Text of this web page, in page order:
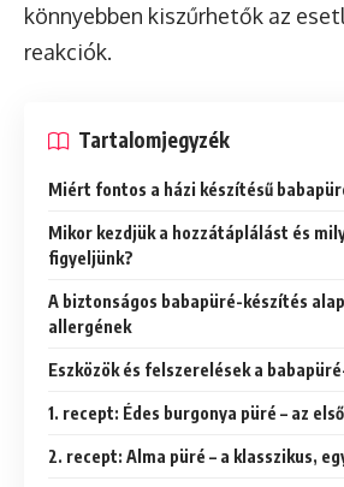
könnyebben kiszűrhetők az
reakciók.
Tartalomjegyzék
Miért fontos a házi készítésű
Mikor kezdjük a hozzátáplálást és
figyeljünk?
A biztonságos babapüré-készítés
allergének
Eszközök és felszerelések a
1. recept: Édes burgonya püré – az
2. recept: Alma püré – a klasszikus,